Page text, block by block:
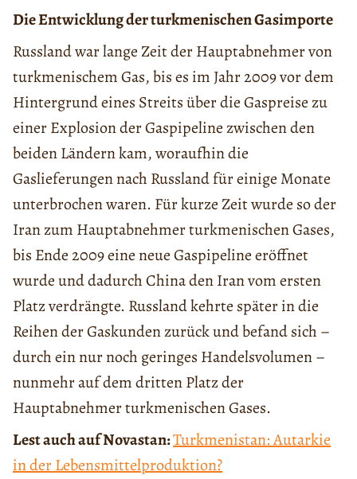
Die Entwicklung der turkmenischen Gasimporte
Russland war lange Zeit der Hauptabnehmer von
turkmenischem Gas, bis es im Jahr 2009 vor dem
Hintergrund eines Streits über die Gaspreise zu
einer Explosion der Gaspipeline zwischen den
beiden Ländern kam, woraufhin die
Gaslieferungen nach Russland für einige Monate
unterbrochen waren. Für kurze Zeit wurde so der
Iran zum Hauptabnehmer turkmenischen Gases,
bis Ende 2009 eine neue Gaspipeline eröffnet
wurde und dadurch China den Iran vom ersten
Platz verdrängte. Russland kehrte später in die
Reihen der Gaskunden zurück und befand sich –
durch ein nur noch geringes Handelsvolumen –
nunmehr auf dem dritten Platz der
Hauptabnehmer turkmenischen Gases.
Lest auch auf Novastan:Turkmenistan: Autarkie
in der Lebensmittelproduktion?